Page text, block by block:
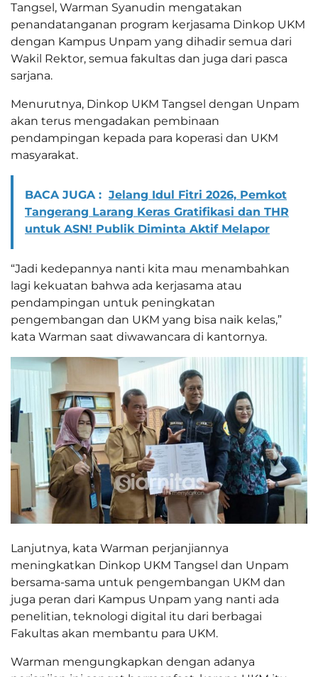
Tangsel, Warman Syanudin mengatakan
penandatanganan program kerjasama Dinkop UKM
dengan Kampus Unpam yang dihadir semua dari
Wakil Rektor, semua fakultas dan juga dari pasca
sarjana.
Menurutnya, Dinkop UKM Tangsel dengan Unpam
akan terus mengadakan pembinaan
pendampingan kepada para koperasi dan UKM
masyarakat.
BACA JUGA : Jelang Idul Fitri 2026, Pemkot
Tangerang Larang Keras Gratifikasi dan THR
untuk ASN! Publik Diminta Aktif Melapor
“Jadi kedepannya nanti kita mau menambahkan
lagi kekuatan bahwa ada kerjasama atau
pendampingan untuk peningkatan
pengembangan dan UKM yang bisa naik kelas,”
kata Warman saat diwawancara di kantornya.
Lanjutnya, kata Warman perjanjiannya
meningkatkan Dinkop UKM Tangsel dan Unpam
bersama-sama untuk pengembangan UKM dan
juga peran dari Kampus Unpam yang nanti ada
penelitian, teknologi digital itu dari berbagai
Fakultas akan membantu para UKM.
Warman mengungkapkan dengan adanya